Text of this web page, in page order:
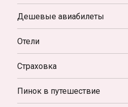
Дешевые авиабилеты
Отели
Страховка
Пинок в путешествие